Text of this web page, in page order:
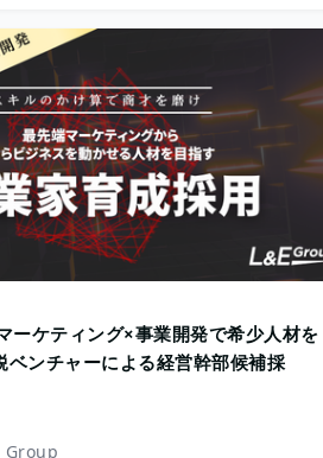
ーケティング×事業開発で希少人材を
ベンチャーによる経営幹部候補採
Group